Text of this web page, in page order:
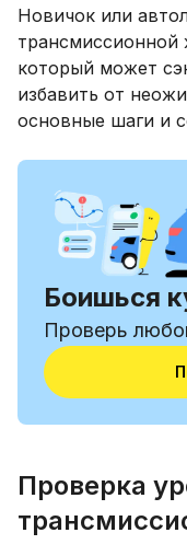
Новичок или
который может
избавить от
основные шаги и
Боишься
Проверь
Проверка